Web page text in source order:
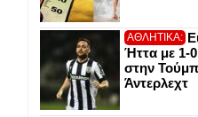
ΑΘΛΗΤΙΚΑ:
Ήττα με 1-
στην
Άντερλεχτ